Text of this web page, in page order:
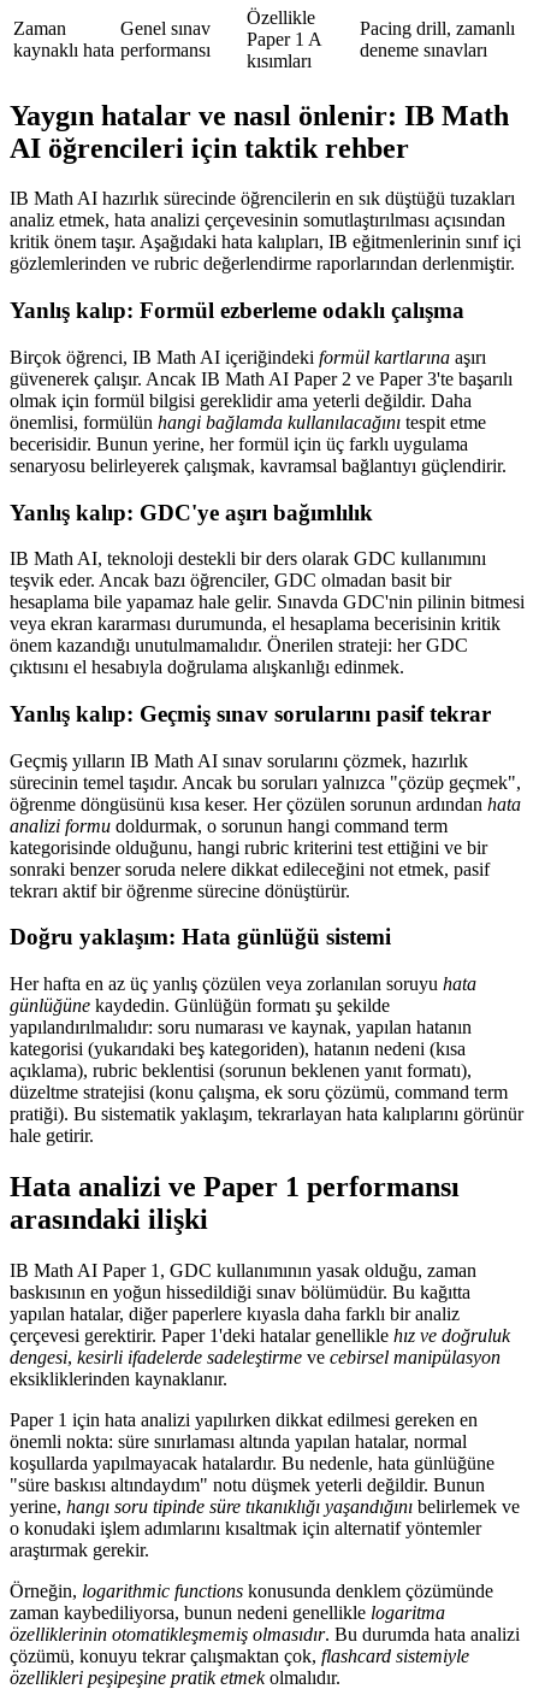
Zaman
kaynaklı hata
Genel sınav
performansı
Özellikle
Paper 1 A
kısımları
Pacing drill, zamanlı
deneme sınavları
Yaygın hatalar ve nasıl önlenir: IB Math
AI öğrencileri için taktik rehber
IB Math AI hazırlık sürecinde öğrencilerin en sık düştüğü tuzakları
analiz etmek, hata analizi çerçevesinin somutlaştırılması açısından
kritik önem taşır. Aşağıdaki hata kalıpları, IB eğitmenlerinin sınıf içi
gözlemlerinden ve rubric değerlendirme raporlarından derlenmiştir.
Yanlış kalıp: Formül ezberleme odaklı çalışma
Birçok öğrenci, IB Math AI içeriğindeki formül kartlarına aşırı
güvenerek çalışır. Ancak IB Math AI Paper 2 ve Paper 3'te başarılı
olmak için formül bilgisi gereklidir ama yeterli değildir. Daha
önemlisi, formülün hangi bağlamda kullanılacağını tespit etme
becerisidir. Bunun yerine, her formül için üç farklı uygulama
senaryosu belirleyerek çalışmak, kavramsal bağlantıyı güçlendirir.
Yanlış kalıp: GDC'ye aşırı bağımlılık
IB Math AI, teknoloji destekli bir ders olarak GDC kullanımını
teşvik eder. Ancak bazı öğrenciler, GDC olmadan basit bir
hesaplama bile yapamaz hale gelir. Sınavda GDC'nin pilinin bitmesi
veya ekran kararması durumunda, el hesaplama becerisinin kritik
önem kazandığı unutulmamalıdır. Önerilen strateji: her GDC
çıktısını el hesabıyla doğrulama alışkanlığı edinmek.
Yanlış kalıp: Geçmiş sınav sorularını pasif tekrar
Geçmiş yılların IB Math AI sınav sorularını çözmek, hazırlık
sürecinin temel taşıdır. Ancak bu soruları yalnızca "çözüp geçmek",
öğrenme döngüsünü kısa keser. Her çözülen sorunun ardından hata
analizi formu doldurmak, o sorunun hangi command term
kategorisinde olduğunu, hangi rubric kriterini test ettiğini ve bir
sonraki benzer soruda nelere dikkat edileceğini not etmek, pasif
tekrarı aktif bir öğrenme sürecine dönüştürür.
Doğru yaklaşım: Hata günlüğü sistemi
Her hafta en az üç yanlış çözülen veya zorlanılan soruyu hata
günlüğüne kaydedin. Günlüğün formatı şu şekilde
yapılandırılmalıdır: soru numarası ve kaynak, yapılan hatanın
kategorisi (yukarıdaki beş kategoriden), hatanın nedeni (kısa
açıklama), rubric beklentisi (sorunun beklenen yanıt formatı),
düzeltme stratejisi (konu çalışma, ek soru çözümü, command term
pratiği). Bu sistematik yaklaşım, tekrarlayan hata kalıplarını görünür
hale getirir.
Hata analizi ve Paper 1 performansı
arasındaki ilişki
IB Math AI Paper 1, GDC kullanımının yasak olduğu, zaman
baskısının en yoğun hissedildiği sınav bölümüdür. Bu kağıtta
yapılan hatalar, diğer paperlere kıyasla daha farklı bir analiz
çerçevesi gerektirir. Paper 1'deki hatalar genellikle hız ve doğruluk
dengesi, kesirli ifadelerde sadeleştirme ve cebirsel manipülasyon
eksikliklerinden kaynaklanır.
Paper 1 için hata analizi yapılırken dikkat edilmesi gereken en
önemli nokta: süre sınırlaması altında yapılan hatalar, normal
koşullarda yapılmayacak hatalardır. Bu nedenle, hata günlüğüne
"süre baskısı altındaydım" notu düşmek yeterli değildir. Bunun
yerine, hangı soru tipinde süre tıkanıklığı yaşandığını belirlemek ve
o konudaki işlem adımlarını kısaltmak için alternatif yöntemler
araştırmak gerekir.
Örneğin, logarithmic functions konusunda denklem çözümünde
zaman kaybediliyorsa, bunun nedeni genellikle logaritma
özelliklerinin otomatikleşmemiş olmasıdır. Bu durumda hata analizi
çözümü, konuyu tekrar çalışmaktan çok, flashcard sistemiyle
özellikleri peşipeşine pratik etmekolmalıdır.